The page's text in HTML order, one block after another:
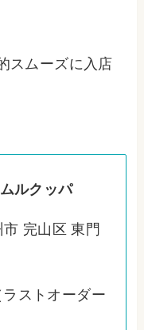
スムーズに入店
ルクッパ
完山区 東門
ストオーダー